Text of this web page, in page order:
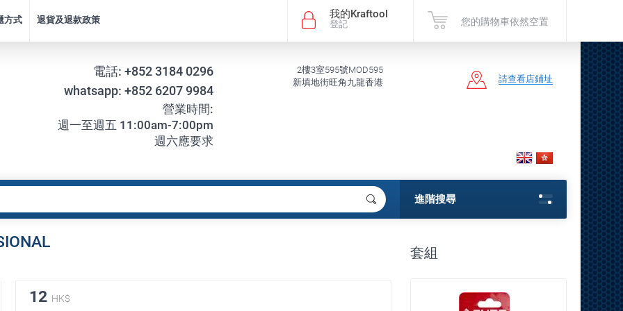
我的Kraftool
登記 您的購物車依然空置
方式 退貨及退款政策
電話: +852 3184 0296
whatsapp: +852 6207 9984
營業時間:
週一至週五 11:00am-7:00pm
週六應要求
2樓3室595號MOD595
新填地街旺角九龍香港
請查看店鋪址
進階搜尋
套組
12 HK$